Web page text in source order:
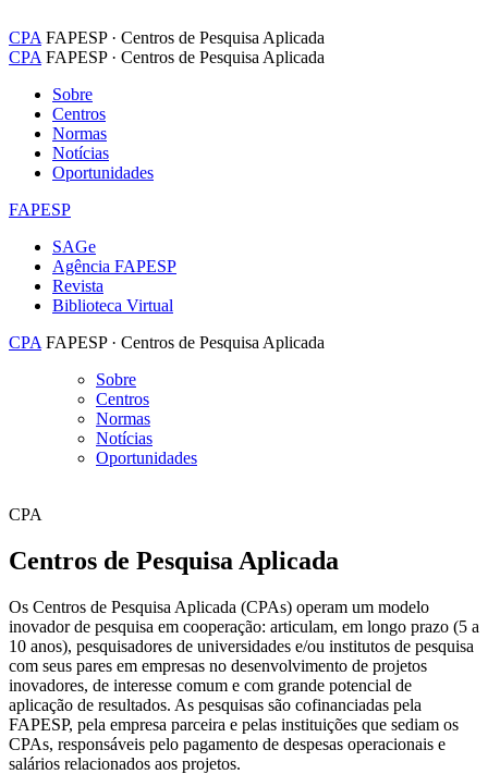
CPA FAPESP · Centros de Pesquisa Aplicada
CPA FAPESP · Centros de Pesquisa Aplicada
Sobre
Centros
Normas
Notícias
Oportunidades
FAPESP
SAGe
Agência FAPESP
Revista
Biblioteca Virtual
CPA FAPESP · Centros de Pesquisa Aplicada
Sobre
Centros
Normas
Notícias
Oportunidades
CPA
Centros de Pesquisa Aplicada
Os Centros de Pesquisa Aplicada (CPAs) operam um modelo
inovador de pesquisa em cooperação: articulam, em longo prazo (5 a
10 anos), pesquisadores de universidades e/ou institutos de pesquisa
com seus pares em empresas no desenvolvimento de projetos
inovadores, de interesse comum e com grande potencial de
aplicação de resultados. As pesquisas são cofinanciadas pela
FAPESP, pela empresa parceira e pelas instituições que sediam os
CPAs, responsáveis pelo pagamento de despesas operacionais e
salários relacionados aos projetos.